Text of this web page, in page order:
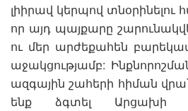
լիիրավ կերպով
որ այդ պայքարը
ու մեր արժեքահեն
աջակցությամբ:
ազգային շահերի հիման
ենք ձգտել Արցախի